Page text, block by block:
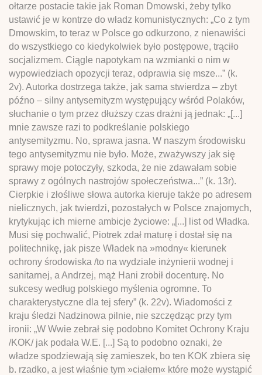
ołtarze postacie takie jak Roman Dmowski, żeby tylko
ustawić je w kontrze do władz komunistycznych: „Co z tym
Dmowskim, to teraz w Polsce go odkurzono, z nienawiści
do wszystkiego co kiedykolwiek było postępowe, trąciło
socjalizmem. Ciągle napotykam na wzmianki o nim w
wypowiedziach opozycji teraz, odprawia się msze...” (k.
2v). Autorka dostrzega także, jak sama stwierdza – zbyt
późno – silny antysemityzm występujący wśród Polaków,
słuchanie o tym przez dłuższy czas drażni ją jednak: „[...]
mnie zawsze razi to podkreślanie polskiego
antysemityzmu. No, sprawa jasna. W naszym środowisku
tego antysemityzmu nie było. Może, zważywszy jak się
sprawy moje potoczyły, szkoda, że nie zdawałam sobie
sprawy z ogólnych nastrojów społeczeństwa...” (k. 13r).
Cierpkie i złośliwe słowa autorka kieruje także po adresem
nielicznych, jak twierdzi, pozostałych w Polsce znajomych,
krytykując ich mierne ambicje życiowe: „[...] list od Władka.
Musi się pochwalić, Piotrek zdał maturę i dostał się na
politechnikę, jak pisze Władek na »modny« kierunek
ochrony środowiska /to na wydziale inżynierii wodnej i
sanitarnej, a Andrzej, mąż Hani zrobił docenturę. No
sukcesy według polskiego myślenia ogromne. To
charakterystyczne dla tej sfery” (k. 22v). Wiadomości z
kraju śledzi Nadzinowa pilnie, nie szczędząc przy tym
ironii: „W Wwie zebrał się podobno Komitet Ochrony Kraju
/KOK/ jak podała W.E. [...] Są to podobno oznaki, że
władze spodziewają się zamieszek, bo ten KOK zbiera się
b. rzadko, a jest właśnie tym »ciałem« które może wystąpić